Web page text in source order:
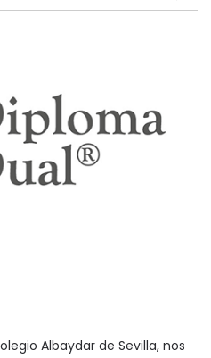
Albaydar de Sevilla, nos